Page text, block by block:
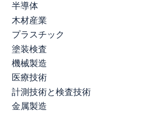
半導体
木材産業
プラスチック
塗装検査
機械製造
医療技術
計測技術と検査技術
金属製造